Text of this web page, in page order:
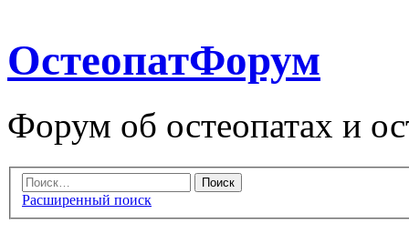
ОстеопатФорум
Форум об остеопатах и
Расширенный поиск